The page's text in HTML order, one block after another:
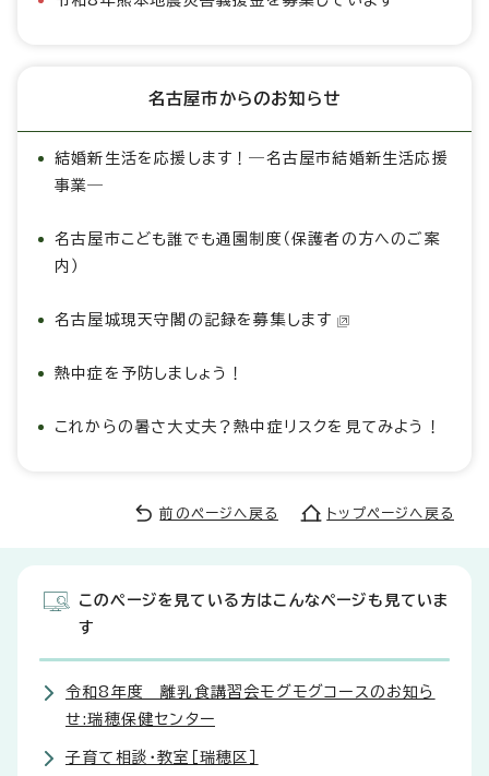
名古屋市からのお知らせ
結婚新生活を応援します！―名古屋市結婚新生活応援
事業―
名古屋市こども誰でも通園制度（保護者の方へのご案
内）
名古屋城現天守閣の記録を募集します
熱中症を予防しましょう！
これからの暑さ大丈夫？熱中症リスクを見てみよう！
前のページへ戻る トップページへ戻る
このページを見ている方はこんなページも見ていま
す
令和8年度 離乳食講習会モグモグコースのお知ら
せ:瑞穂保健センター
子育て相談・教室［瑞穂区］